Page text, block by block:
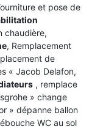
et pose de
chaudière,
, Remplacement
de
« Jacob Delafon,
, remplace
» change
» dépanne ballon
WC au sol